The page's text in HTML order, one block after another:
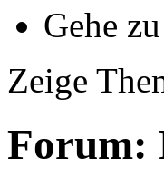
Gehe
Zeige
Forum: